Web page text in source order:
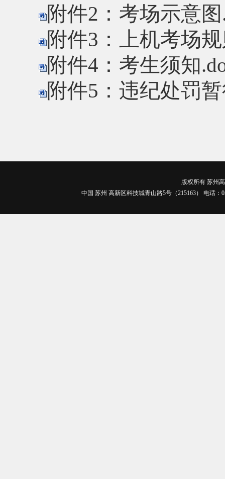
附件2：考场示意图
附件3：上机考场
附件4：考生须知
附件5：违纪处罚
版权所有 苏州
中国 苏州 高新区科技城青山路5号（215163） 电话：